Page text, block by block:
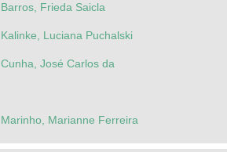
Barros, Frieda Saicla
Kalinke, Luciana Puchalski
Cunha, José Carlos da
Marinho, Marianne Ferreira